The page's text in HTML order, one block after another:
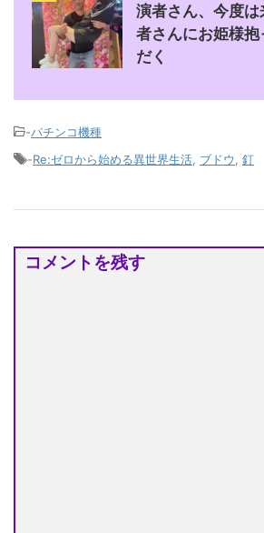
演者さん、今度
者さんにお姫様
だく
-パチンコ機種
-Re:ゼロから始める異世界生活 ブドウ 釘
コメントを残す